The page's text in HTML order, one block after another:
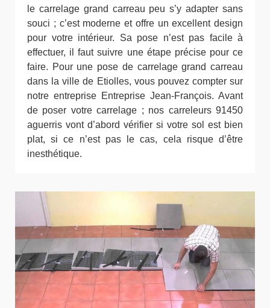
le carrelage grand carreau peu s’y adapter sans
souci ; c’est moderne et offre un excellent design
pour votre intérieur. Sa pose n’est pas facile à
effectuer, il faut suivre une étape précise pour ce
faire. Pour une pose de carrelage grand carreau
dans la ville de Etiolles, vous pouvez compter sur
notre entreprise Entreprise Jean-François. Avant
de poser votre carrelage ; nos carreleurs 91450
aguerris vont d’abord vérifier si votre sol est bien
plat, si ce n’est pas le cas, cela risque d’être
inesthétique.